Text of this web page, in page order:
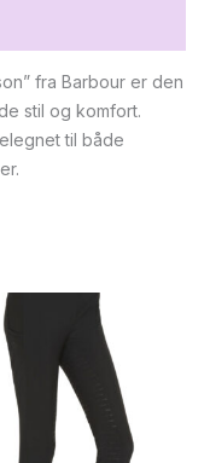
fra Barbour er den
stil og komfort.
til både